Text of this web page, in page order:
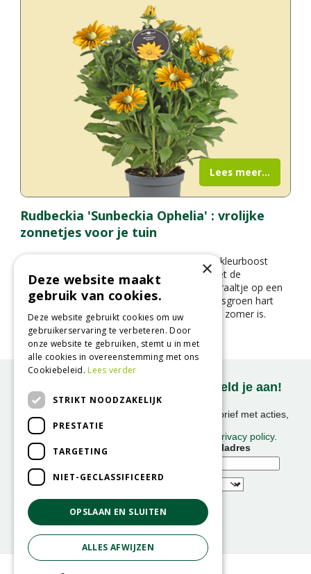
Rudbeckia 'Sunbeckia Ophelia' : vrolijke
zonnetjes voor je tuin
Op zoek naar een plant die je tuin een flinke kleurboost
geeft in de zomer en herfst? Maak kennis met de
Rudbeckia ‘Sunbeckia Ophelia’ – een zonnestraaltje op een
steel. Met haar knalgele bloemblaadjes en frisgroen hart
fleurt ze elke border of pot op alsof het altijd zomer is.
Lees meer...
Onze nieuwsbrief ontvangen? Meld je aan!
Ontvang ongeveer 1x per week onze nieuwsbrief met acties,
We slaan uw gegevens op conform onze
privacy policy.
Voornaam
E-mailadres
×
Deze website maakt
gebruik van cookies.
Deze website gebruikt cookies om uw
gebruikerservaring te verbeteren. Door
onze website te gebruiken, stemt u in met
alle cookies in overeenstemming met ons
Cookiebeleid.Lees verder
STRIKT NOODZAKELIJK
PRESTATIE
TARGETING
NIET-GECLASSIFICEERD
OPSLAAN EN SLUITEN
ALLES AFWIJZEN